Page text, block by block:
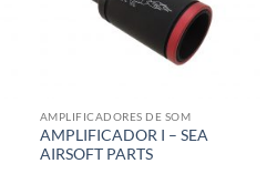
AMPLIFICADORES DE SOM
AMPLIFICADOR I – SEA
AIRSOFT PARTS